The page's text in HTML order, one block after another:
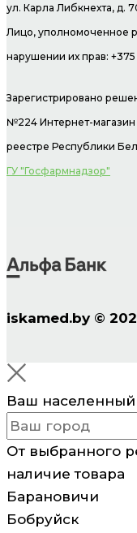
ул. Карла Либкнехта, д.
Лицо, уполномоченное
нарушении их прав: +375
Зарегистрировано
№224 Интернет-магазин
реестре Республики
ГУ "Госфармнадзор"
iskamed.by ©
Ваш населенный
От выбранного
наличие товара
Барановичи
Бобруйск